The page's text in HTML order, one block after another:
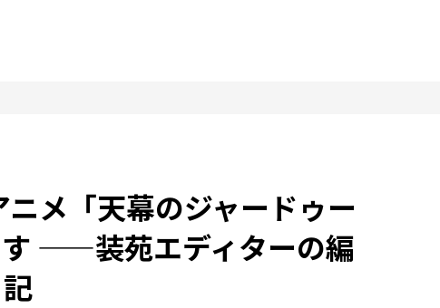
メ「天幕のジャードゥー
——装苑エディターの編